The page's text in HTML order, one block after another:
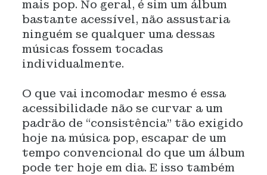
mais pop. No geral, é sim um álbum
bastante acessível, não assustaria
ninguém se qualquer uma dessas
músicas fossem tocadas
individualmente.
O que vai incomodar mesmo é essa
acessibilidade não se curvar a um
padrão de “consistência” tão exigido
hoje na música pop, escapar de um
tempo convencional do que um álbum
pode ter hoje em dia. E isso também